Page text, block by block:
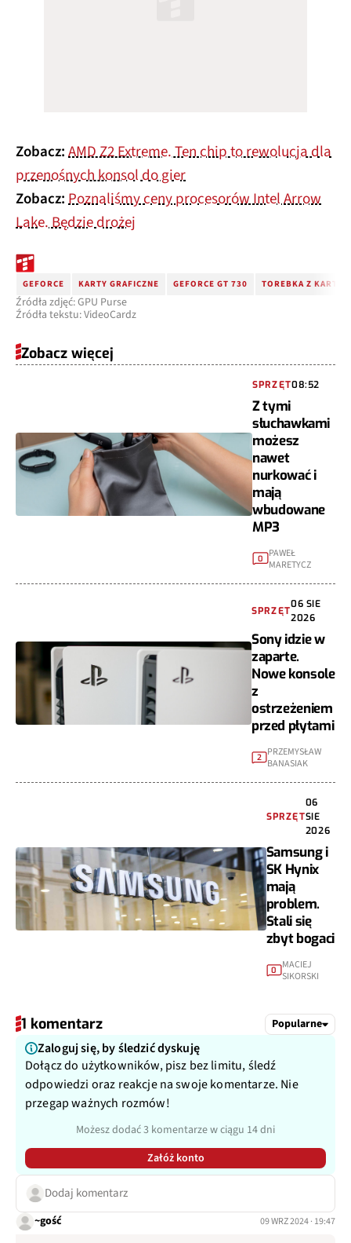
Zobacz:AMD Z2 Extreme. Ten chip to rewolucja dla
przenośnych konsol do gier
Zobacz:Poznaliśmy ceny procesorów Intel Arrow
Lake. Będzie drożej
GEFORCE KARTY GRAFICZNE GEFORCE GT 730 TOREBKA Z KARTY
Źródła zdjęć: GPU Purse
Źródła tekstu: VideoCardz
Zobacz więcej
SPRZĘT08:52
Z tymi
słuchawkami
możesz
nawet
nurkować i
mają
wbudowane
MP3
0 PAWEŁ
MARETYCZ
SPRZĘT
06 SIE
2026
Sony idzie w
zaparte.
Nowe konsole
z
ostrzeżeniem
przed płytami
2 PRZEMYSŁAW
BANASIAK
SPRZĘT
06
SIE
2026
Samsung i
SK Hynix
mają
problem.
Stali się
zbyt bogaci
0 MACIEJ
SIKORSKI
1 komentarz Popularne
Zaloguj się, by śledzić dyskuję
Dołącz do użytkowników, pisz bez limitu, śledź
odpowiedzi oraz reakcje na swoje komentarze. Nie
przegap ważnych rozmów!
Możesz dodać 3 komentarze w ciągu 14 dni
Załóż konto
Dodaj komentarz
~gość 09 WRZ 2024 · 19:47